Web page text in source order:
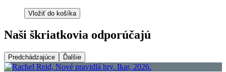
Vložiť do košíka
Naši škriatkovia odporúčajú
Predchádzajúce Ďalšie